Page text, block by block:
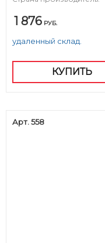
1 876 РУБ.
удаленный склад.
КУПИТЬ
Арт. 558